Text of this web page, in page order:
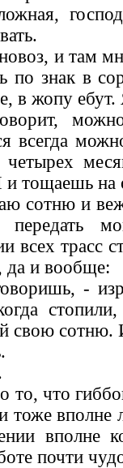
и там
по знак в
в жопу ебут.
всегда
тощаешь на
сотню и
передать
всех трасс
да и вообще:
-
свою сотню.
то, что
тоже вполне
вполне
почти